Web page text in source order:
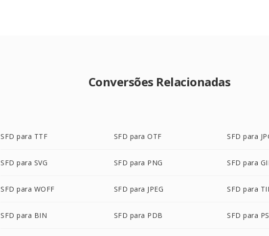
Conversões Relacionadas
SFD para TTF SFD para OTF SFD para
SFD para SVG SFD para PNG SFD para
SFD para WOFF SFD para JPEG SFD para
SFD para BIN SFD para PDB SFD para PS